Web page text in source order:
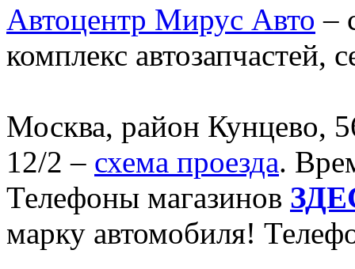
Автоцентр Мирус Авто –
комплекс автозапчастей,
Москва, район Кунцево,
12/2 – схема проезда.
Телефоны магазинов
марку автомобиля!